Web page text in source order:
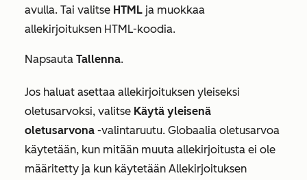
avulla. Tai valitse HTML ja muokkaa
allekirjoituksen HTML-koodia.
Napsauta Tallenna.
Jos haluat asettaa allekirjoituksen yleiseksi
oletusarvoksi, valitse Käytä yleisenä
oletusarvona -valintaruutu. Globaalia oletusarvoa
käytetään, kun mitään muuta allekirjoitusta ei ole
määritetty ja kun käytetään Allekirjoituksen